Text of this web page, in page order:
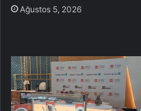
Ağustos 5, 2026